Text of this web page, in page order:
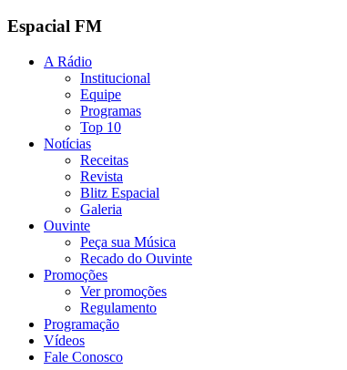
Espacial FM
A Rádio
Institucional
Equipe
Programas
Top 10
Notícias
Receitas
Revista
Blitz Espacial
Galeria
Ouvinte
Peça sua Música
Recado do Ouvinte
Promoções
Ver promoções
Regulamento
Programação
Vídeos
Fale Conosco